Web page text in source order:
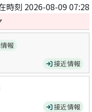
時刻 2026-08-09 07:28
報
接近情報
接近情報